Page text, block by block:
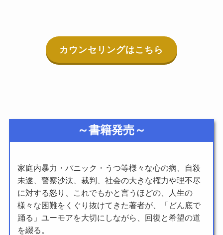
カウンセリングはこちら
～書籍発売～
家庭内暴力・パニック・うつ等様々な心の病、自殺
未遂、警察沙汰、裁判、社会の大きな権力や理不尽
に対する怒り、これでもかと言うほどの、人生の
様々な困難をくぐり抜けてきた著者が、「どん底で
踊る」ユーモアを大切にしながら、回復と希望の道
を綴る。